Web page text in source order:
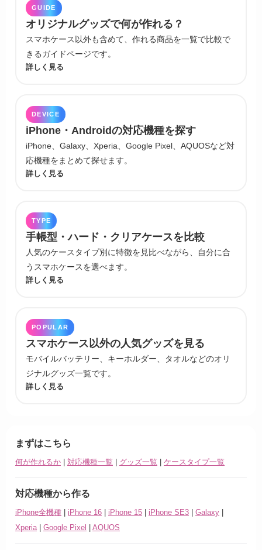
GUIDE
オリジナルグッズで何が作れる？
スマホケース以外も含めて、作れる商品を一覧で比較で
きるガイドページです。
詳しく見る
DEVICE
iPhone・Androidの対応機種を探す
iPhone、Galaxy、Xperia、Google Pixel、AQUOSなど対
応機種をまとめて探せます。
詳しく見る
TYPE
手帳型・ハード・クリアケースを比較
人気のケースタイプ別に特徴を見比べながら、自分に合
うスマホケースを選べます。
詳しく見る
POPULAR
スマホケース以外の人気グッズを見る
モバイルバッテリー、キーホルダー、タオルなどのオリ
ジナルグッズ一覧です。
詳しく見る
まずはこちら
何が作れるか | 対応機種一覧 | グッズ一覧 | ケースタイプ一覧
対応機種から作る
iPhone全機種 | iPhone 16 | iPhone 15 | iPhone SE3 | Galaxy |
Xperia | Google Pixel | AQUOS